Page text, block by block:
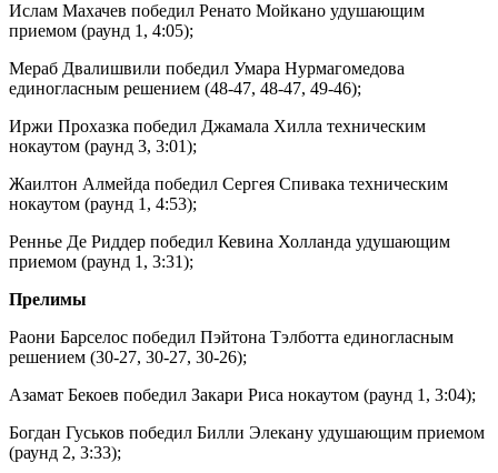
Ислам Махачев победил Ренато Мойкано удушающим
приемом (раунд 1, 4:05);
Мераб Двалишвили победил Умара Нурмагомедова
единогласным решением (48-47, 48-47, 49-46);
Иржи Прохазка победил Джамала Хилла техническим
нокаутом (раунд 3, 3:01);
Жаилтон Алмейда победил Сергея Спивака техническим
нокаутом (раунд 1, 4:53);
Реннье Де Риддер победил Кевина Холланда удушающим
приемом (раунд 1, 3:31);
Прелимы
Раони Барселос победил Пэйтона Тэлботта единогласным
решением (30-27, 30-27, 30-26);
Азамат Бекоев победил Закари Риса нокаутом (раунд 1, 3:04);
Богдан Гуськов победил Билли Элекану удушающим приемом
(раунд 2, 3:33);